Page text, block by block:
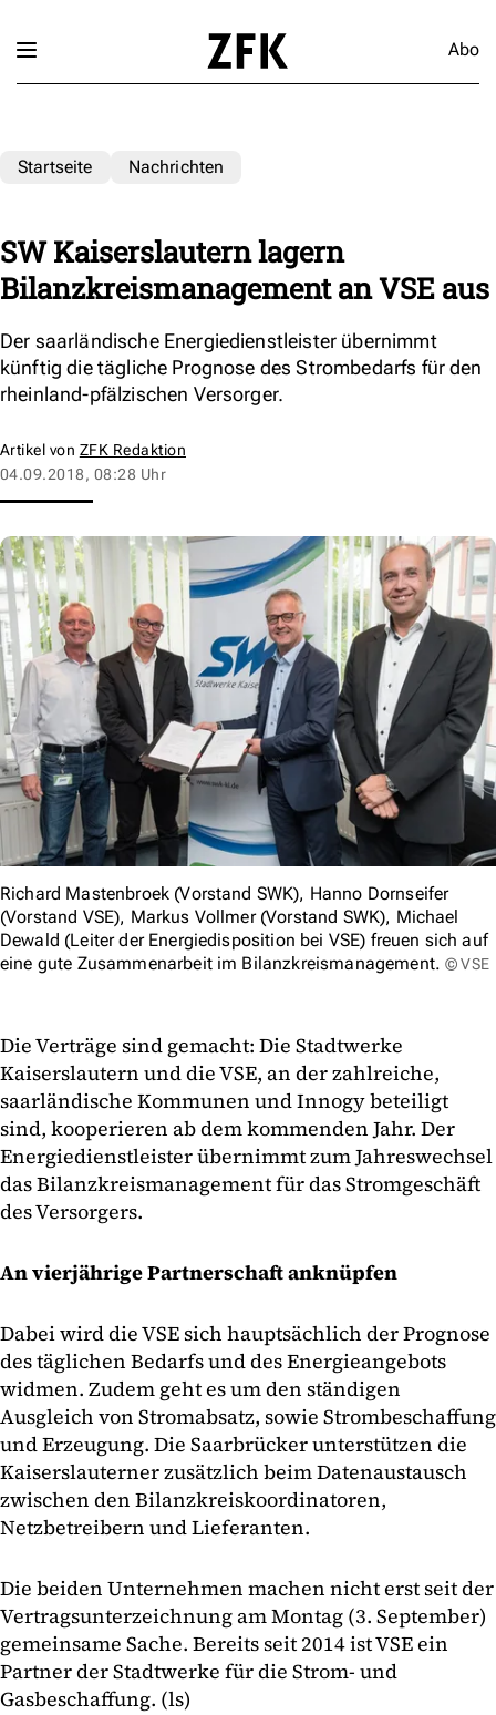
Abo
Startseite Nachrichten
SW Kaiserslautern lagern
Bilanzkreismanagement an VSE aus
Der saarländische Energiedienstleister übernimmt
künftig die tägliche Prognose des Strombedarfs für den
rheinland-pfälzischen Versorger.
Artikel von ZFK Redaktion
04.09.2018, 08:28 Uhr
Richard Mastenbroek (Vorstand SWK), Hanno Dornseifer
(Vorstand VSE), Markus Vollmer (Vorstand SWK), Michael
Dewald (Leiter der Energiedisposition bei VSE) freuen sich auf
eine gute Zusammenarbeit im Bilanzkreismanagement. © VSE
Die Verträge sind gemacht: Die Stadtwerke
Kaiserslautern und die VSE, an der zahlreiche,
saarländische Kommunen und Innogy beteiligt
sind, kooperieren ab dem kommenden Jahr. Der
Energiedienstleister übernimmt zum Jahreswechsel
das Bilanzkreismanagement für das Stromgeschäft
des Versorgers.
An vierjährige Partnerschaft anknüpfen
Dabei wird die VSE sich hauptsächlich der Prognose
des täglichen Bedarfs und des Energieangebots
widmen. Zudem geht es um den ständigen
Ausgleich von Stromabsatz, sowie Strombeschaffung
und Erzeugung. Die Saarbrücker unterstützen die
Kaiserslauterner zusätzlich beim Datenaustausch
zwischen den Bilanzkreiskoordinatoren,
Netzbetreibern und Lieferanten.
Die beiden Unternehmen machen nicht erst seit der
Vertragsunterzeichnung am Montag (3. September)
gemeinsame Sache. Bereits seit 2014 ist VSE ein
Partner der Stadtwerke für die Strom- und
Gasbeschaffung. (ls)